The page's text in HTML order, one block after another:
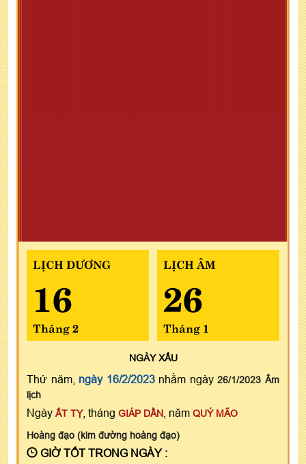
LỊCH DƯƠNG
16
Tháng 2
LỊCH ÂM
26
Tháng 1
NGÀYXẤU
Thứ năm, ngày 16/2/2023nhằm ngày26/1/2023 Âm
lịch
Ngày ẤT TỴ, tháng GIÁP DẦN , năm QUÝ MÃO
Hoàng đạo (kim đường hoàng đạo)
GIỜ TỐT TRONG NGÀY :